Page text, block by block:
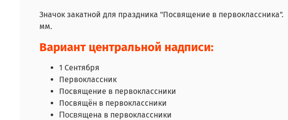
Значок закатной для праздника "Посвящение в
мм.
Вариант центральной надписи:
1 Сентября
Первоклассник
Посвящение в первоклассники
Посвящён в первоклассники
Посвящена в первоклассники